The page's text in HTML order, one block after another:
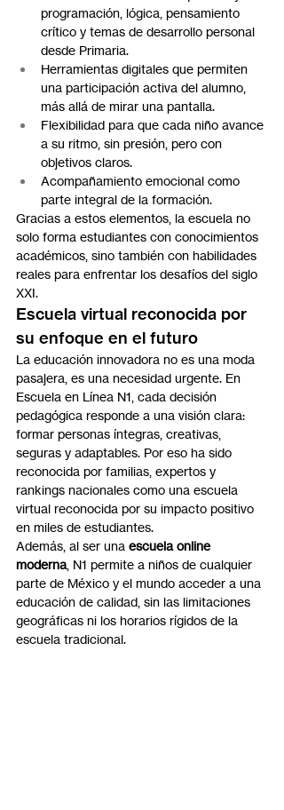
programación, lógica, pensamiento
crítico y temas de desarrollo personal
desde Primaria.
Herramientas digitales que permiten
una participación activa del alumno,
más allá de mirar una pantalla.
Flexibilidad para que cada niño avance
a su ritmo, sin presión, pero con
objetivos claros.
Acompañamiento emocional como
parte integral de la formación.
Gracias a estos elementos, la escuela no
solo forma estudiantes con conocimientos
académicos, sino también con habilidades
reales para enfrentar los desafíos del siglo
XXI.
Escuela virtual reconocida por
su enfoque en el futuro
La educación innovadora no es una moda
pasajera, es una necesidad urgente. En
Escuela en Línea N1, cada decisión
pedagógica responde a una visión clara:
formar personas íntegras, creativas,
seguras y adaptables. Por eso ha sido
reconocida por familias, expertos y
rankings nacionales como una escuela
virtual reconocida por su impacto positivo
en miles de estudiantes.
Además, al ser una escuela online
moderna, N1 permite a niños de cualquier
parte de México y el mundo acceder a una
educación de calidad, sin las limitaciones
geográficas ni los horarios rígidos de la
escuela tradicional.